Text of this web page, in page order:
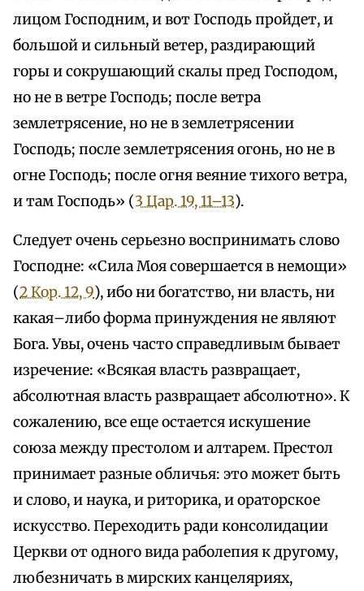
лицом Господним, и вот Господь пройдет, и
большой и сильный ветер, раздирающий
горы и сокрушающий скалы пред Господом,
но не в ветре Господь; после ветра
землетрясение, но не в землетрясении
Господь; после землетрясения огонь, но не в
огне Господь; после огня веяние тихого ветра,
и там Господь» (3 Цар. 19, 11–13).
Следует очень серьезно воспринимать слово
Господне: «Сила Моя совершается в немощи»
(2 Кор. 12, 9), ибо ни богатство, ни власть, ни
какая–либо форма принуждения не являют
Бога. Увы, очень часто справедливым бывает
изречение: «Всякая власть развращает,
абсолютная власть развращает абсолютно». К
сожалению, все еще остается искушение
союза между престолом и алтарем. Престол
принимает разные обличья: это может быть
и слово, и наука, и риторика, и ораторское
искусство. Переходить ради консолидации
Церкви от одного вида раболепия к другому,
любезничать в мирских канцеляриях,